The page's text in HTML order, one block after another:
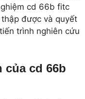
cd 66b fitc
được và quyết
trình nghiên cứu
của cd 66b